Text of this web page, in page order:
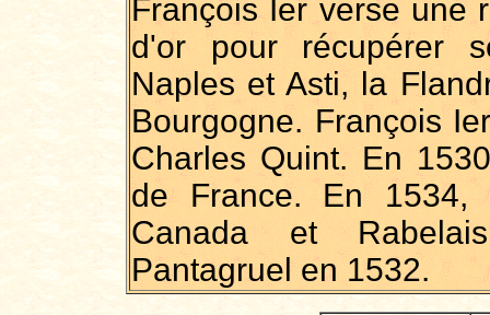
François Ier verse une
d'or pour récupérer
Naples et Asti, la
Bourgogne. François
Charles Quint. En
de France. En 1534,
Canada et
Pantagruel en 1532.